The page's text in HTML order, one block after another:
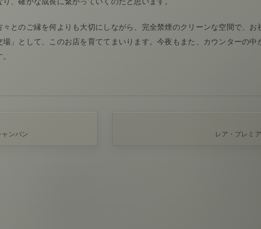
とのご縁を何よりも大切にしながら、完全禁煙のクリーンな空間で、お
」として、このお店を育ててまいります。今夜もまた、カウンターの中
ンパン レア・プレミ